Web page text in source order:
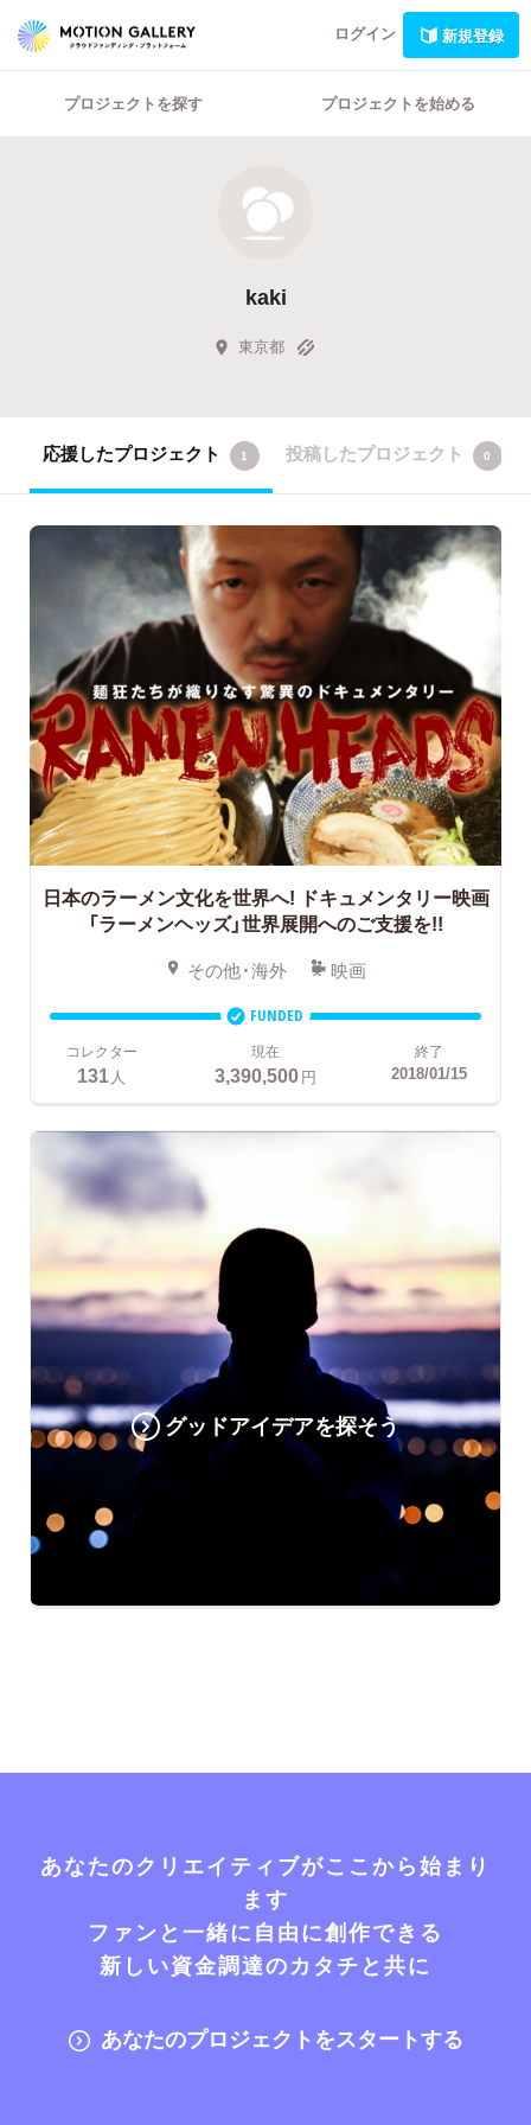
ログイン 新規登録
プロジェクトを探す プロジェクトを始める
kaki
東京都
応援したプロジェクト 1 投稿したプロジェクト 0
日本のラーメン文化を世界へ! ドキュメンタリー映画
「ラーメンヘッズ」世界展開へのご支援を!!
その他・海外 映画
FUNDED
コレクター
131 人
現在
3,390,500円
終了
2018/01/15
グッドアイデアを探そう
あなたのクリエイティブがここから始まり
ます
ファンと一緒に自由に創作できる
新しい資金調達のカタチと共に
あなたのプロジェクトをスタートする